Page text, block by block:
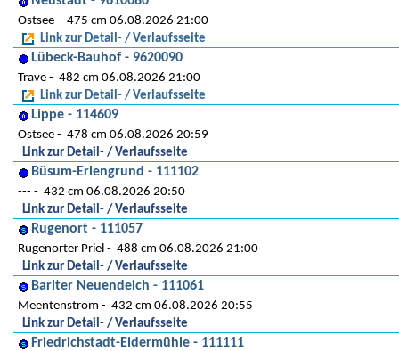
Ostsee
475 cm 06.08.2026 21:00
Link zur Detail- / Verlaufsseite
Lübeck-Bauhof - 9620090
Trave
482 cm 06.08.2026 21:00
Link zur Detail- / Verlaufsseite
Lippe - 114609
Ostsee
478 cm 06.08.2026 20:59
Link zur Detail- / Verlaufsseite
Büsum-Erlengrund - 111102
---
432 cm 06.08.2026 20:50
Link zur Detail- / Verlaufsseite
Rugenort - 111057
Rugenorter Priel
488 cm 06.08.2026 21:00
Link zur Detail- / Verlaufsseite
Barlter Neuendeich - 111061
Meentenstrom
432 cm 06.08.2026 20:55
Link zur Detail- / Verlaufsseite
Friedrichstadt-Eidermühle - 111111